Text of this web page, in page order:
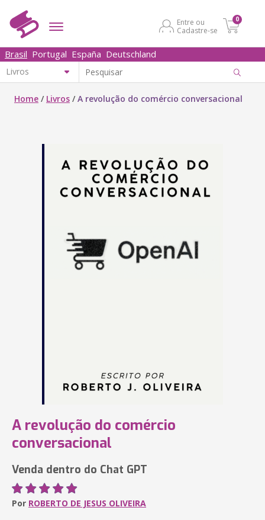
Entre ou
Cadastre-se
0
Brasil Portugal España Deutschland
Home / Livros /A revolução do comércio conversacional
A revolução do comércio
conversacional
Venda dentro do Chat GPT
Por ROBERTO DE JESUS OLIVEIRA